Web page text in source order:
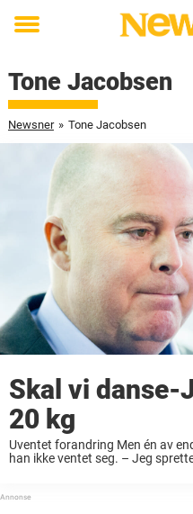
Toggle
Tone Jacobsen
Newsner » Tone Jacobsen
Skal vi danse-
20 kg
Uventet forandring Men én av
han ikke ventet seg. – Jeg